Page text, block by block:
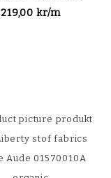
219,00 kr/m